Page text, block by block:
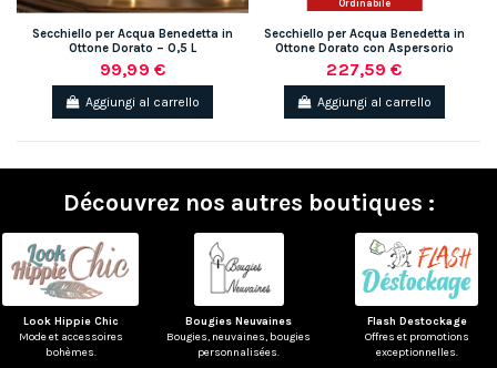
(1 rating)
Secchiello per Acqua Benedetta in
Ottone Dorato – 0,5 L
99,99 €
Aggiungi al carrello
Ordinabile
Secchiello per Acqua Benedetta in
Ottone Dorato con Aspersorio
227,59 €
Aggiungi al carrello
Découvrez nos autres boutiques :
Look Hippie Chic
Mode et accessoires
bohèmes.
Bougies Neuvaines
Bougies, neuvaines, bougies
personnalisées.
Flash Destockage
Offres et promotions
exceptionnelles.